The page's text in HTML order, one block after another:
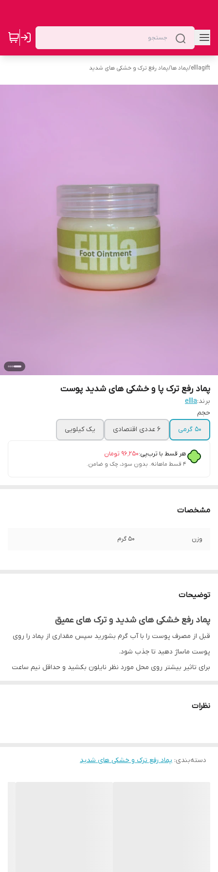
elllagift
/پماد ها/پماد رفع ترک و خشکی های شدید
پماد رفع ترک پا و خشکی های شدید پوست
برند:ellla
حجم
۵۰ گرمی
6 عددی اقتصادی یک کیلویی
هر قسط با ترب‌پی:۹۶٬۲۵۰ تومان
۴ قسط ماهانه. بدون سود، چک و ضامن.
مشخصات
وزن ۵۰ گرم
توضیحات
پماد رفع خشکی های شدید و ترک های عمیق
قبل از مصرف پوست را با آب گرم بشورید سپس مقداری از پماد را روی
پوست ماساژ دهید تا جذب شود.
برای تاثیر بیشتر روی محل مورد نظر نایلون بکشید و حداقل نیم ساعت
نظرات
دسته‌بندی: پماد رفع ترک و خشکی های شدید